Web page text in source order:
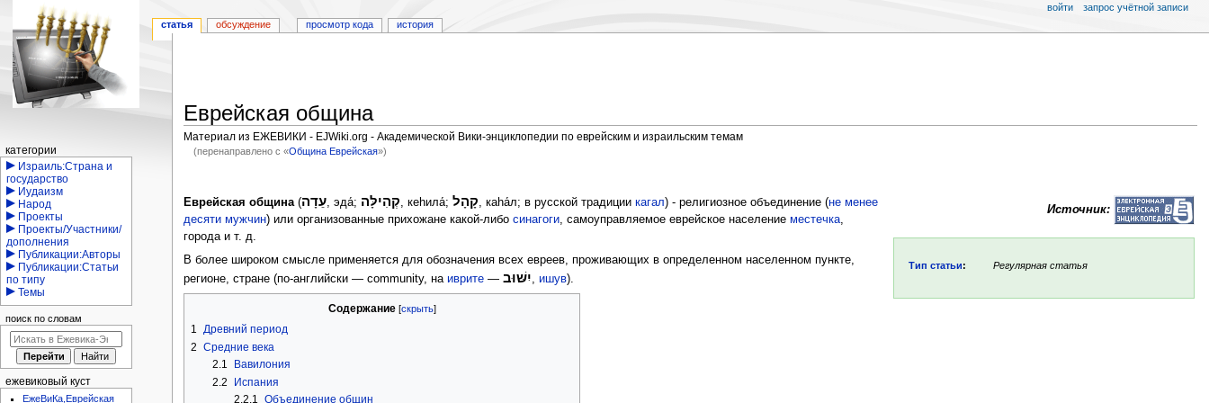
Еврейская община
Материал из ЕЖЕВИКИ - EJWiki.org - Академической Вики-энциклопедии по еврейским и израильским темам
(перенаправлено с «Община Еврейская»)
к
навигации
к
поиску
Источник:
Тип статьи: Регулярная статья
Еврейская община(עֵדָה, эда́; קְהִילָּה, кеhила́;קָהָל, каhа́л; в русской традициикагал) - религиозное объединение (не менее
десяти мужчин) или организованные прихожане какой-либосинагоги, самоуправляемое еврейское населениеместечка,
города и т. д.
В более широком смысле применяется для обозначения всех евреев, проживающих в определенном населенном пункте,
регионе, стране (по-английски — community, наиврите —יִשּׁוּב,ишув).
Содержание
1
Древний период
2 Средние века
2.1
Вавилония
2.2
Испания
2.2.1
Объединение общин
Навигация
статья обсуждение просмотр кода история
войти запрос учётной записи
категории
Израиль:Страна и
государство
Иудаизм
Народ
Проекты
Проекты/Участники/
дополнения
Публикации:Авторы
Публикации:Статьи
по типу
Темы
поиск по словам
ежевиковый куст
ЕжеВиКа,Еврейская